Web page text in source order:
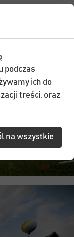
drewna i cegły
podczas
ich do
treści, oraz
na wszystkie